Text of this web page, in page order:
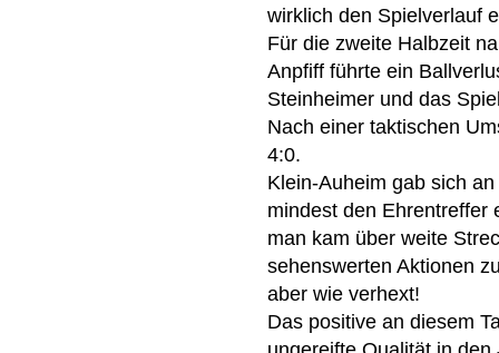
wirklich den Spielverlauf
Für die zweite Halbzeit
Anpfiff führte ein
Steinheimer und das
Nach einer taktischen
4:0.
Klein-Auheim gab sich
mindest den Ehrentreffer
man kam über weite
sehenswerten Aktionen
aber wie verhext!
Das positive an diesem